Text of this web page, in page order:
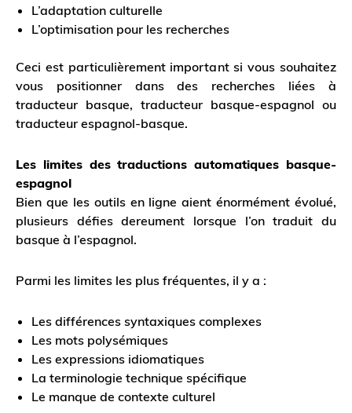
L’adaptation culturelle
L’optimisation pour les recherches
Ceci est particulièrement important si vous souhaitez
vous positionner dans des recherches liées à
traducteur basque, traducteur basque-espagnol ou
traducteur espagnol-basque.
Les limites des traductions automatiques basque-
espagnol
Bien que les outils en ligne aient énormément évolué,
plusieurs défies dereument lorsque l’on traduit du
basque à l’espagnol.
Parmi les limites les plus fréquentes, il y a :
Les différences syntaxiques complexes
Les mots polysémiques
Les expressions idiomatiques
La terminologie technique spécifique
Le manque de contexte culturel